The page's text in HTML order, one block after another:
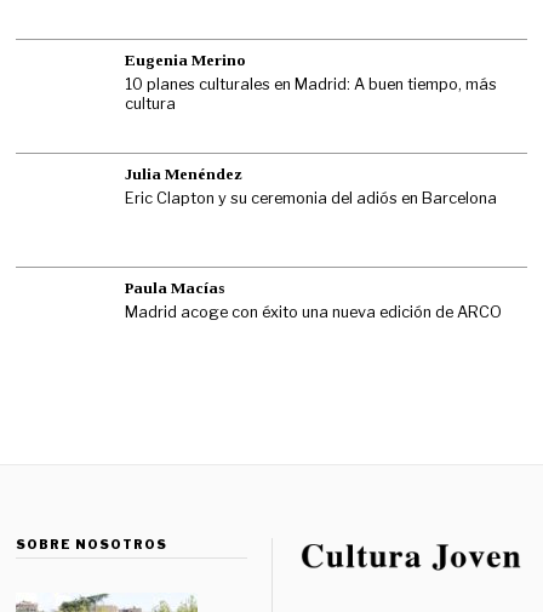
Eugenia Merino
10 planes culturales en Madrid: A buen tiempo, más
cultura
Julia Menéndez
Eric Clapton y su ceremonia del adiós en Barcelona
Paula Macías
Madrid acoge con éxito una nueva edición de ARCO
SOBRE NOSOTROS